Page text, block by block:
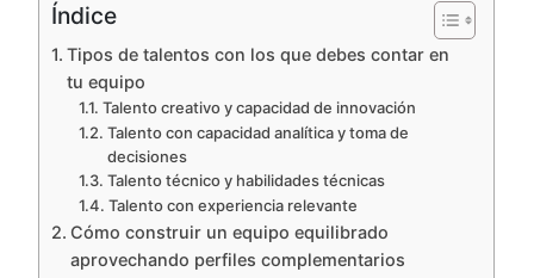
Índice
Tipos de talentos con los que debes contar en
tu equipo
Talento creativo y capacidad de innovación
Talento con capacidad analítica y toma de
decisiones
Talento técnico y habilidades técnicas
Talento con experiencia relevante
Cómo construir un equipo equilibrado
aprovechando perfiles complementarios